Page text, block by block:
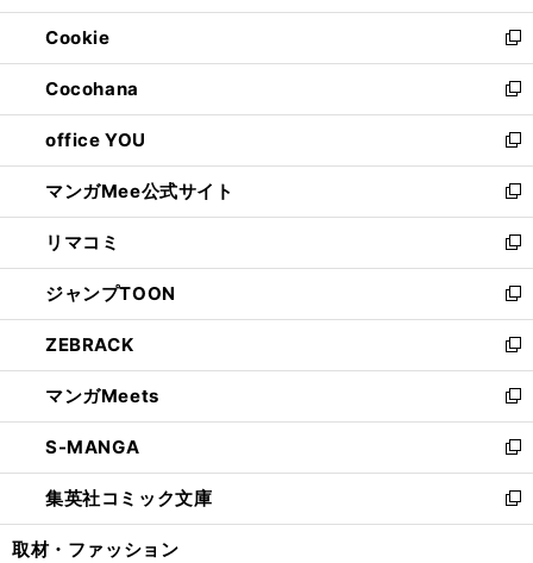
開
く
ウ
で
開
く
ン
ド
ウ
で
開
く
ウ
ィ
ン
ド
ウ
で
開
く
Cookie
新
し
い
ウ
ィ
ン
ド
ウ
で
開
く
Cocohana
新
し
い
ウ
ィ
ン
ド
ウ
で
開
く
office YOU
新
し
い
ウ
ィ
ン
ド
ウ
で
開
く
マンガMee公式サイト
新
し
い
ウ
ィ
ン
ド
ウ
で
開
く
リマコミ
新
し
い
ウ
ィ
ン
ド
ウ
で
開
く
ジャンプTOON
新
し
い
ウ
ィ
ン
ド
ウ
で
開
ZEBRACK
新
し
い
ウ
ィ
ン
ド
ウ
マンガMeets
新
し
い
ウ
ィ
ン
S-MANGA
新
し
い
ウ
集英社コミック文庫
新
し
取材・ファッション